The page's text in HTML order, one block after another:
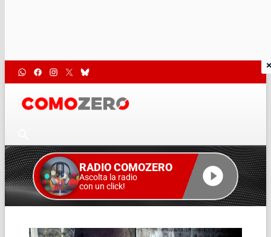
RADIO COMOZERO
Ascolta la radio
con un click!